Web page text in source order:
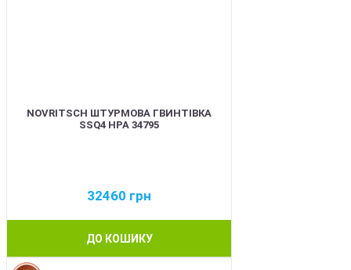
NOVRITSCH ШТУРМОВА ГВИНТІВКА
SSQ4 HPA 34795
32460 грн
ДО КОШИКУ